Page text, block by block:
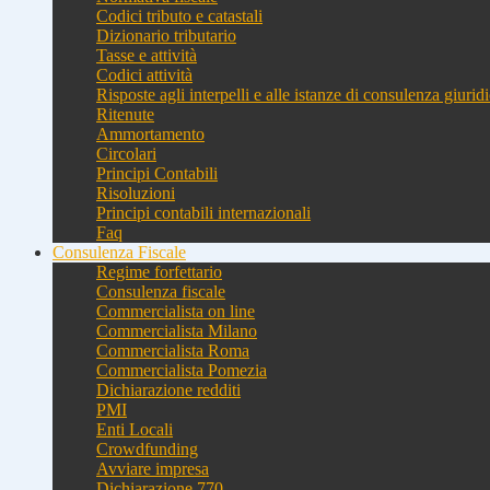
Codici tributo e catastali
Dizionario tributario
Tasse e attività
Codici attività
Risposte agli interpelli e alle istanze di consulenza
Ritenute
Ammortamento
Circolari
Principi Contabili
Risoluzioni
Principi contabili internazionali
Faq
Consulenza Fiscale
Regime forfettario
Consulenza fiscale
Commercialista on line
Commercialista Milano
Commercialista Roma
Commercialista Pomezia
Dichiarazione redditi
PMI
Enti Locali
Crowdfunding
Avviare impresa